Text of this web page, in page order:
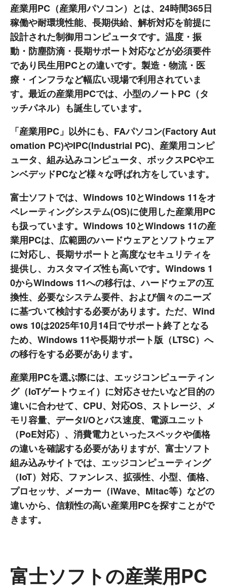
産業用PC（産業用パソコン）とは、24時間365日
稼働や耐環境性能、長期供給、解析対応を前提に
設計された制御用コンピュータです。温度・振
動・防塵防滴・長期サポート対応などが必須要件
であり民生用PCとの違いです。製造・物流・医
療・インフラなど幅広い現場で利用されていま
す。最近の産業用PCでは、小型のノートPC（タ
ッチパネル）も誕生しています。
「産業用PC」以外にも、FAパソコン(Factory Aut
omation PC)やIPC(Industrial PC)、産業用コンピ
ュータ、組み込みコンピュータ、ボックスPCやエ
ンベデッドPCなど様々な呼ばれ方をしています。
富士ソフトでは、Windows 10とWindows 11をオ
ペレーティングシステム(OS)に使用した産業用PC
も扱っています。Windows 10とWindows 11の産
業用PCは、広範囲のハードウェアとソフトウェア
に対応し、長期サポートと高度なセキュリティを
提供し、カスタマイズ性も高いです。Windows 1
0からWindows 11への移行は、ハードウェアの互
換性、必要なシステム要件、および個々のニーズ
に基づいて検討する必要があります。ただ、Wind
ows 10は2025年10月14日でサポート終了となる
ため、Windows 11や長期サポート版（LTSC）へ
の移行をする必要があります。
産業用PCを選ぶ際には、エッジコンピューティン
グ（IoTゲートウェイ）に対応させたいなど目的の
違いに合わせて、CPU、対応OS、ストレージ、メ
モリ容量、データI/Oとバス速度、電源ユニット
（PoE対応）、消費電力といったスペックや価格
の違いを確認する必要がありますが、富士ソフト
組み込みサイトでは、エッジコンピューティング
（IoT）対応、ファンレス、拡張性、小型、価格、
プロセッサ、メーカー（iWave、Mitac等）などの
違いから、信頼性の高い産業用PCを探すことがで
きます。
富士ソフトの産業用PC